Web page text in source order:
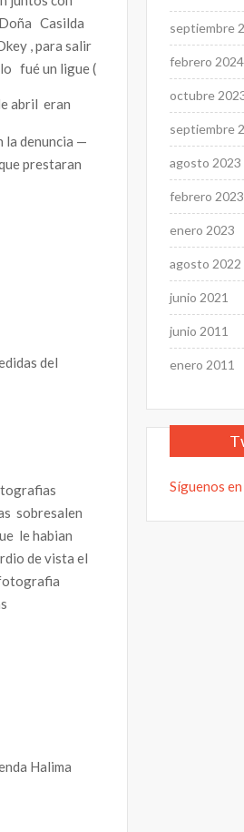
Doña Casilda
, para salir
fué un ligue (
abril eran
la denuncia —
prestaran
del
sobresalen
le habian
de vista el
Halima
septiembre
febrero 2024
octubre
septiembre
agosto 2023
febrero 2023
enero 2023
agosto 2022
junio 2021
junio 2011
enero 2011
Síguenos